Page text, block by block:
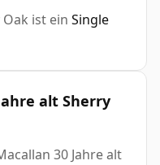
ist ein Single
alt Sherry
30 Jahre alt